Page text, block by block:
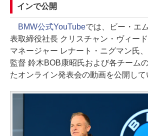
インで公開
BMW公式YouTubeでは、ビー・エ
表取締役社長 クリスチャン・ヴィー
マネージャー レナート・ニグマン氏
監督 鈴木BOB康昭氏および各チーム
たオンライン発表会の動画を公開して